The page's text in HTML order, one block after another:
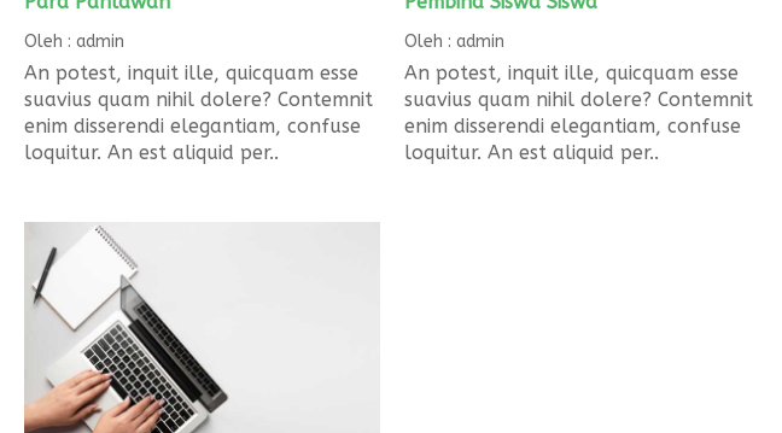
Oleh : admin
An potest, inquit ille, quicquam esse
suavius quam nihil dolere? Contemnit
enim disserendi elegantiam, confuse
loquitur. An est aliquid per..
Oleh : admin
An potest, inquit ille, quicquam esse
suavius quam nihil dolere? Contemnit
enim disserendi elegantiam, confuse
loquitur. An est aliquid per..